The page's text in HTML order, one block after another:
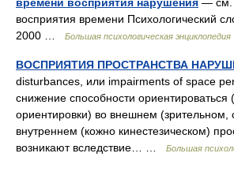
восприятия времени Психологический
2000 …
Большая психологическая энциклопедия
ВОСПРИЯТИЯ ПРОСТРАНСТВА
disturbances, или impairments of space
снижение способности ориентироваться
ориентировки) во внешнем (зрительном,
внутреннем (кожно кинестезическом)
возникают вследствие… …
Большая